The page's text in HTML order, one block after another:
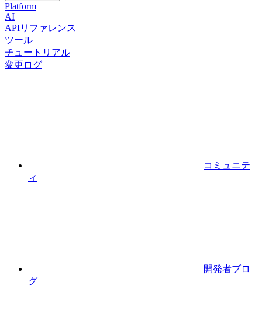
Platform
AI
APIリファレンス
ツール
チュートリアル
変更ログ
コミュニテ
ィ
開発者ブロ
グ